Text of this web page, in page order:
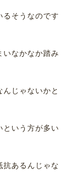
るそうなのです
いなかなか踏み
じゃないかと
という方が多い
抗あるんじゃな